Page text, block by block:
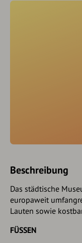
Beschreibung
Das städtische
europaweit
Lauten sowie
FÜSSEN